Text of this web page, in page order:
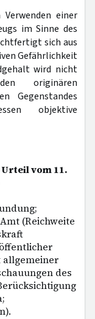
einer
im Sinne des
sich aus
Gefährlichkeit
wird nicht
originären
Gegenstandes
objektive
Urteil vom 11.
(Reichweite
allgemeiner
des